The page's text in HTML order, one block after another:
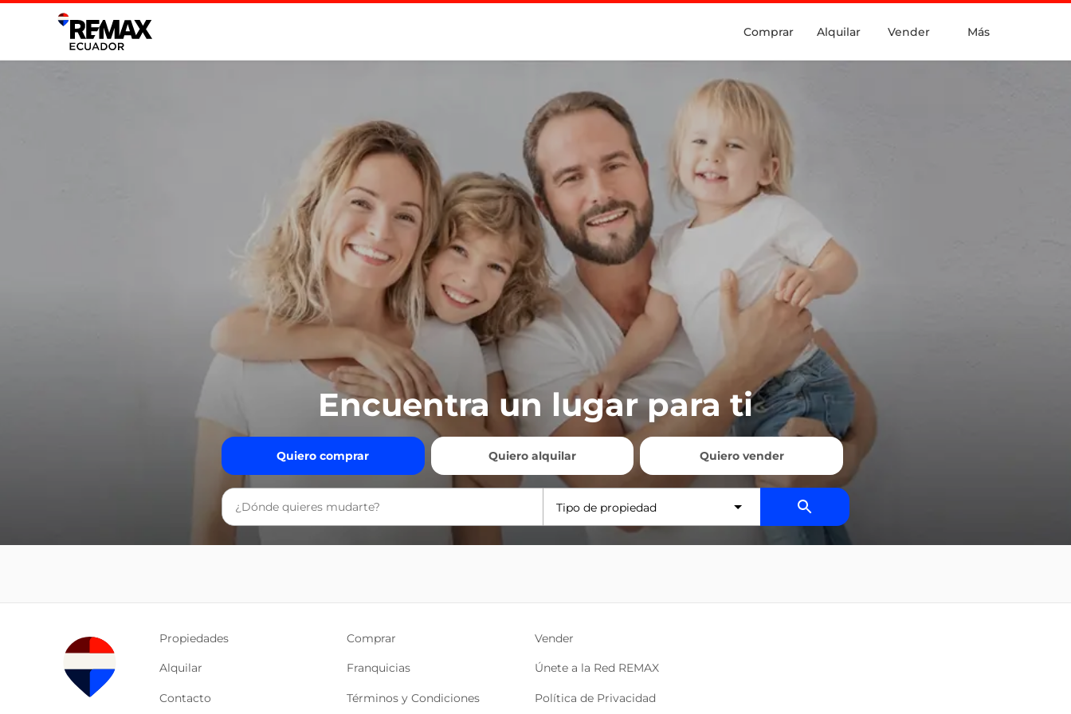
Comprar Alquilar Vender Más
Encuentra un lugar para ti
Quiero comprar Quiero alquilar Quiero vender
Tipo de propiedad
Propiedades Comprar Vender
Alquilar Franquicias Únete a la Red REMAX
Contacto Términos y Condiciones Política de Privacidad